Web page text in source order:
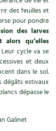
des feuilles et
pour pondre
des larves
qu’elles
Leur cycle va se
et deux
dans le sol.
dégâts estivaux
dépasse le
Galinet